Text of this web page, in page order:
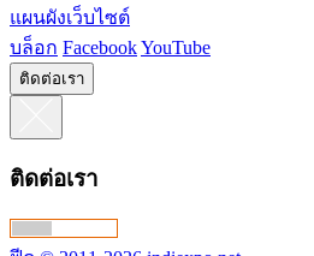
แผนผังเว็บไซต์
บล็อก FacebookYouTube
ติดต่อเรา
ติดต่อเรา